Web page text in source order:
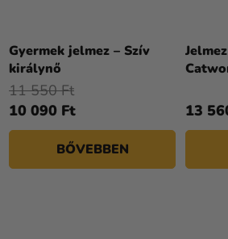
Gyermek jelmez – Szív
királynő
10 090 Ft
11 550 Ft
BŐVEBBEN
13